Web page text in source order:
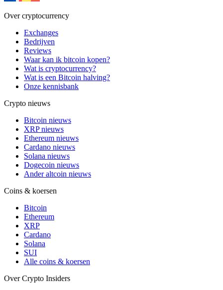
Over cryptocurrency
Exchanges
Bedrijven
Reviews
Waar kan ik bitcoin kopen?
Wat is cryptocurrency?
Wat is een Bitcoin halving?
Onze kennisbank
Crypto nieuws
Bitcoin nieuws
XRP nieuws
Ethereum nieuws
Cardano nieuws
Solana nieuws
Dogecoin nieuws
Ander altcoin nieuws
Coins & koersen
Bitcoin
Ethereum
XRP
Cardano
Solana
SUI
Alle coins & koersen
Over Crypto Insiders